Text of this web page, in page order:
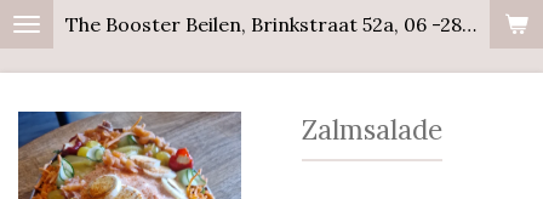
Ga
hoofdinhoud
The Booster Beilen, Brinkstraat 52a, 06 -28358441
Zalmsalade